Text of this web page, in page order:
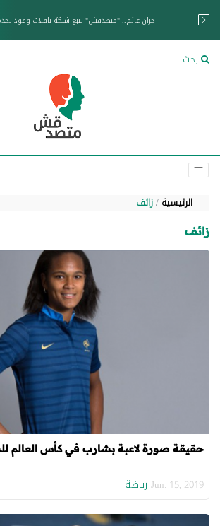
خزان عائم.. "متصدقش" تتبع شبكة ناقلات وقود تخدم
بحث
الرئيسية زائف
حقيقة صورة لاعبة بشارب في كأس العالم
Jun. 15, 2019 رياضة